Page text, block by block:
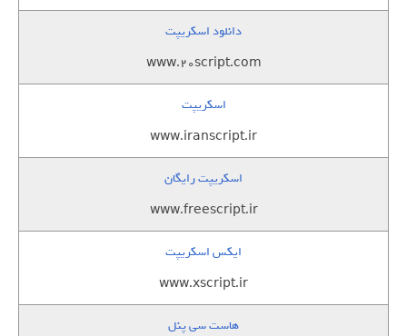
دانلود اسکریپت
www.20script.com
اسکریپت
www.iranscript.ir
اسکریپت رایگان
www.freescript.ir
ایکس اسکریپت
www.xscript.ir
هاست سی پنل